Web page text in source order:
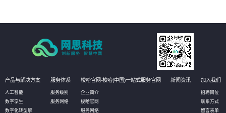
产品与解决方案
人工智能
数字孪生
数字化转型解
服务体系
服务级别
服务网络
梭哈官网-梭哈(中国)一站式服务官网
企业简介
梭哈官网
服务网络
新闻资讯 加入我们
招聘岗位
联系方式
留言表单